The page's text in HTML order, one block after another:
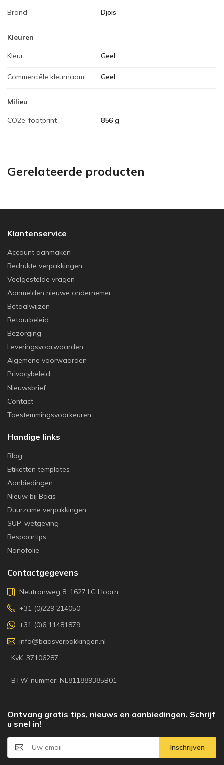
Brand Djois
Kleuren
Kleur Geel
Commerciële kleurnaam Geel
Milieu
CO2e-footprint 856 g
Gerelateerde producten
Klantenservice
Account aanmaken
Bedrukte verpakkingen
Veelgestelde vragen
Aanmelden nieuwe ondernemer
Betaalwijzen
Retourbeleid
Bezorging
Leveringsvoorwaarden
Algemene voorwaarden
Privacybeleid
Nieuwsbrief
Contact
Toestemmingsvoorkeuren
Handige links
Blog
Etiketten templates
Aanbiedingen
Nieuw bij Baas
Duurzame verpakkingen
SUP-wetgeving
Bespaartips
Nanofolie
Contactgegevens
Neutronweg 8, 1627 LG Hoorn
+31 (0)229 214050
+31 (0)6 11481879
info@baasverpakkingen.nl
KvK: 37106287
BTW-nummer: NL811889385B01
Ontvang gratis tips, nieuws en aanbiedingen. Schrijf
u snel in!
Inschrijven